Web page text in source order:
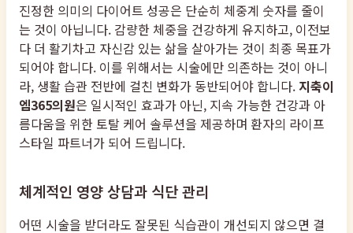
진정한 의미의 다이어트 성공은 단순히 체중계 숫자를 줄이
는 것이 아닙니다. 감량한 체중을 건강하게 유지하고, 이전보
다 더 활기차고 자신감 있는 삶을 살아가는 것이 최종 목표가
되어야 합니다. 이를 위해서는 시술에만 의존하는 것이 아니
라, 생활 습관 전반에 걸친 변화가 동반되어야 합니다. 지축이
엠365의원은 일시적인 효과가 아닌, 지속 가능한 건강과 아
름다움을 위한 토탈 케어 솔루션을 제공하며 환자의 라이프
스타일 파트너가 되어 드립니다.
체계적인 영양 상담과 식단 관리
어떤 시술을 받더라도 잘못된 식습관이 개선되지 않으면 결